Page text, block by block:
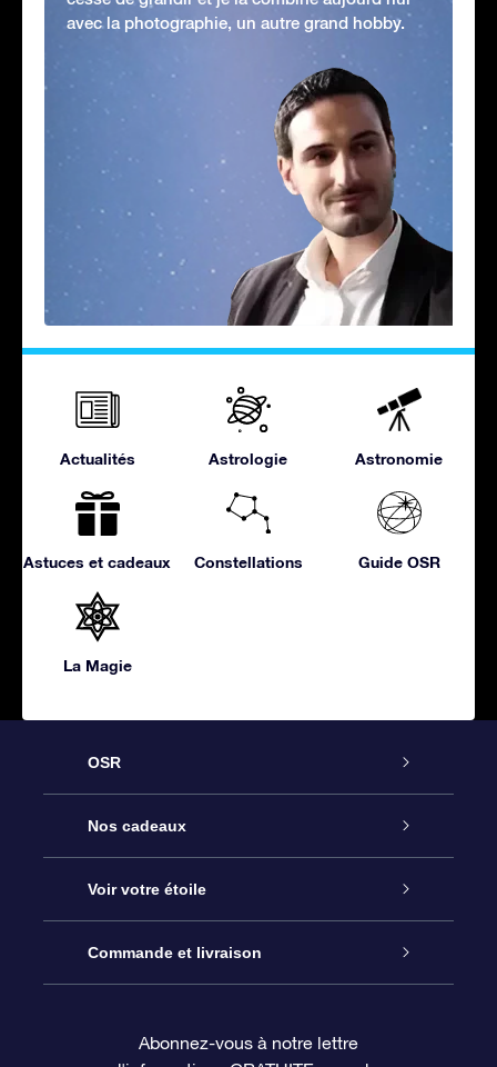
avec la photographie, un autre grand hobby.
Actualités Astrologie Astronomie
Astuces et cadeaux Constellations Guide OSR
La Magie
OSR
Service
À propos de l’OSR
Nous contacter
Nos cadeaux
Cadeau d’étoile en ligne
Coffret cadeau OSR
Voir votre étoile
Registre des étoiles
Commande et livraison
Abonnez-vous à notre lettre